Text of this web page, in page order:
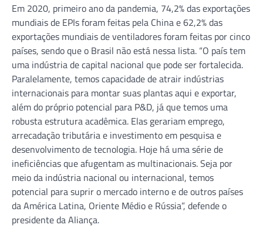
Em 2020, primeiro ano da pandemia, 74,2% das exportações
mundiais de EPIs foram feitas pela China e 62,2% das
exportações mundiais de ventiladores foram feitas por cinco
países, sendo que o Brasil não está nessa lista. “O país tem
uma indústria de capital nacional que pode ser fortalecida.
Paralelamente, temos capacidade de atrair indústrias
internacionais para montar suas plantas aqui e exportar,
além do próprio potencial para P&D, já que temos uma
robusta estrutura acadêmica. Elas gerariam emprego,
arrecadação tributária e investimento em pesquisa e
desenvolvimento de tecnologia. Hoje há uma série de
ineficiências que afugentam as multinacionais. Seja por
meio da indústria nacional ou internacional, temos
potencial para suprir o mercado interno e de outros países
da América Latina, Oriente Médio e Rússia”, defende o
presidente da Aliança.